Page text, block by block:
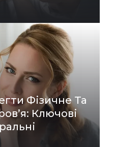
Фізичне Та
Ключові